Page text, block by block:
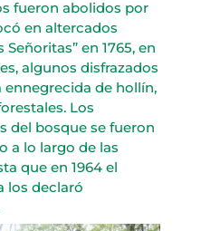
fueron abolidos por
en altercados
en 1765, en
algunos disfrazados
ennegrecida de hollín,
Los
del bosque se fueron
a lo largo de las
que en 1964 el
los declaró